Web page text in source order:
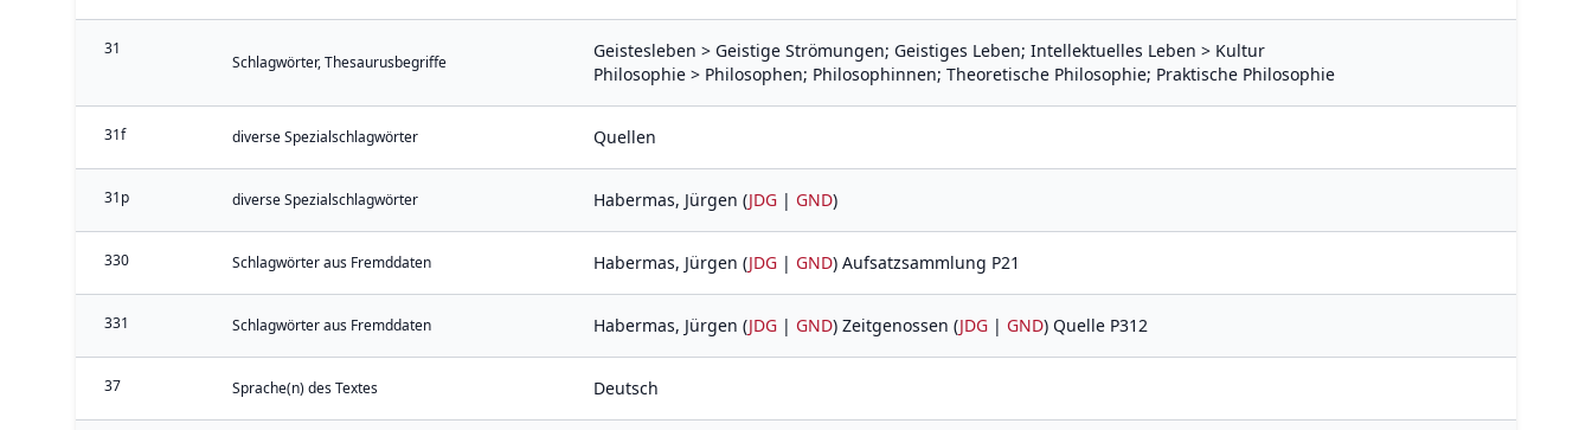
31
Schlagwörter, Thesaurusbegriffe
Geistesleben > Geistige Strömungen; Geistiges Leben; Intellektuelles Leben > Kultur
Philosophie > Philosophen; Philosophinnen; Theoretische Philosophie; Praktische Philosophie
31f diverse Spezialschlagwörter Quellen
31p diverse Spezialschlagwörter Habermas, Jürgen (JDG | GND)
330 Schlagwörter aus Fremddaten Habermas, Jürgen (JDG | GND) Aufsatzsammlung P21
331 Schlagwörter aus Fremddaten Habermas, Jürgen (JDG | GND) Zeitgenossen (JDG | GND) Quelle P312
37 Sprache(n) des Textes Deutsch